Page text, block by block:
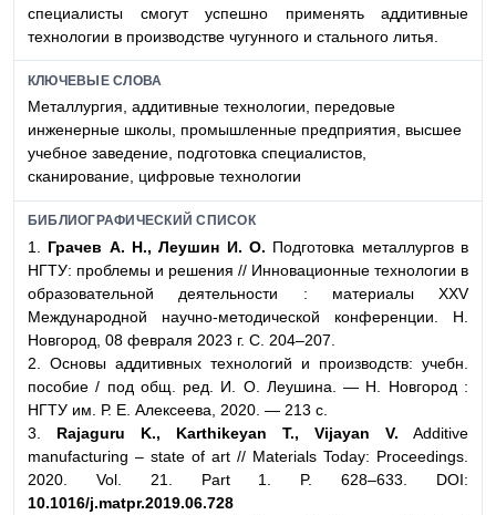
специалисты смогут успешно применять аддитивные
технологии в производстве чугунного и стального литья.
КЛЮЧЕВЫЕ СЛОВА
Металлургия, аддитивные технологии, передовые
инженерные школы, промышленные предприятия, высшее
учебное заведение, подготовка специалистов,
сканирование, цифровые технологии
БИБЛИОГРАФИЧЕСКИЙ СПИСОК
1. Грачев А. Н., Леушин И. О. Подготовка металлургов в
НГТУ: проблемы и решения // Инновационные технологии в
образовательной деятельности : материалы XXV
Международной научно-методической конференции. Н.
Новгород, 08 февраля 2023 г. С. 204–207.
2. Основы аддитивных технологий и производств: учебн.
пособие / под общ. ред. И. О. Леушина. — Н. Новгород :
НГТУ им. Р. Е. Алексеева, 2020. — 213 с.
3. Rajaguru K., Karthikeyan T., Vijayan V. Additive
manufacturing – state of art // Materials Today: Proceedings.
2020. Vol. 21. Part 1. P. 628–633. DOI:
10.1016/j.matpr.2019.06.728